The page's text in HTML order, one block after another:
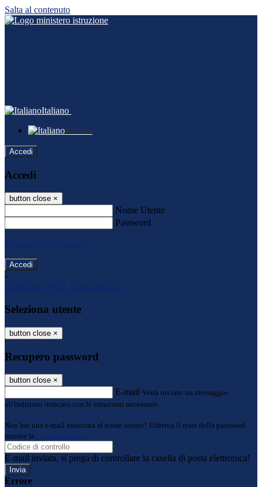
Salta al contenuto
Italiano
Italiano
Accedi
Accedi
button close ×
Nome Utente
Password
Password dimenticata?
-
Entra con SPID
Entra con CIE
Seleziona utente
button close ×
Recupero password
button close ×
E-mail Verrà inviato un messaggio
all'indirizzo indicato con le istruzioni necessarie.
Non hai una e-mail associata al nome utente? Effettua il reset della password
tramite la
Login Spaggiari
E-mail inviata, si prega di controllare la casella di posta elettronica!
Errore